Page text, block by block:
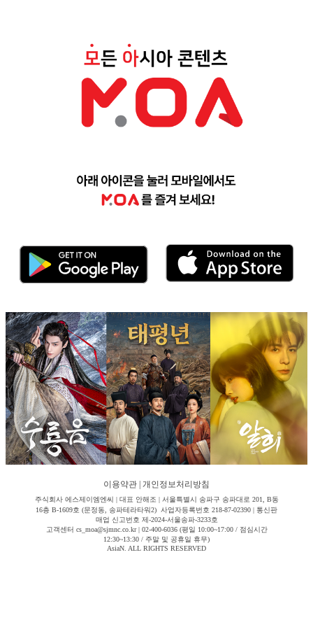
이용약관 개인정보처리방침
주식회사 에스제이엠엔씨 | 대표 안해조 | 서울특별시 송파구 송파대로 201, B동
16층 B-1609호 (문정동, 송파테라타워2) 사업자등록번호 218-87-02390 | 통신판
매업 신고번호 제-2024-서울송파-3233호
고객센터 cs_moa@sjmnc.co.kr | 02-400-6036 (평일 10:00~17:00 / 점심시간
12:30~13:30 / 주말 및 공휴일 휴무)
AsiaN. ALL RIGHTS RESERVED